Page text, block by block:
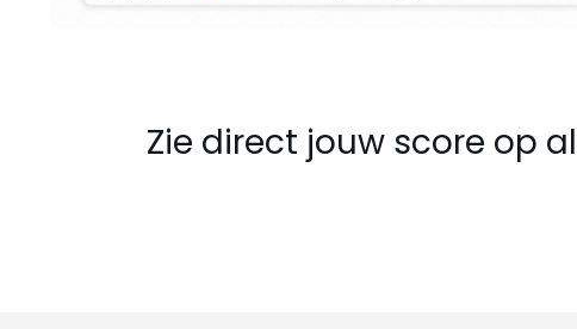
Zie direct jouw score op